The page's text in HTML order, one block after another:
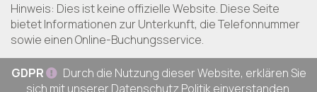
Hinweis: Dies ist keine offizielle Website. Diese Seite
bietet Informationen zur Unterkunft, die Telefonnummer
sowie einen Online-Buchungsservice.
GDPR
Durch die Nutzung dieser Website, erklären Sie
sich mit unserer Datenschutz Politik einverstanden.